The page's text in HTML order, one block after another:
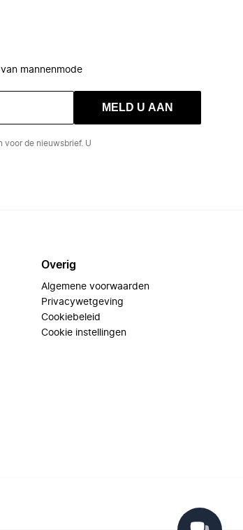
van mannenmode
MELD U AAN
voor de nieuwsbrief. U
Overig
Algemene voorwaarden
Privacywetgeving
Cookiebeleid
Cookie instellingen